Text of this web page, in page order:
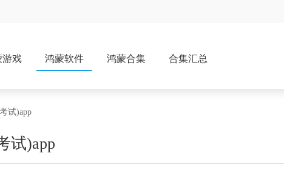
游戏 鸿蒙软件 鸿蒙合集 合集汇总
试)app
试)app